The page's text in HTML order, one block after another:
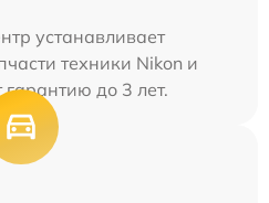
устанавливает
техники Nikon и
гарантию до 3 лет.